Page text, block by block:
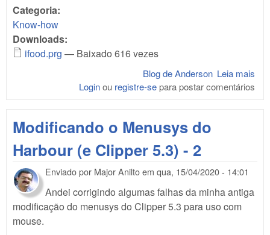
Categoria:
Know-how
Downloads:
ifood.prg — Baixado 616 vezes
Leia mais
Blog de Anderson
Loginou registre-separa postar comentários
Modificando o Menusys do
Harbour (e Clipper 5.3) - 2
Enviado por Major Aniltoem qua, 15/04/2020 - 14:01
Andei corrigindo algumas falhas da minha antiga
modificação do menusys do Clipper 5.3 para uso com
mouse.